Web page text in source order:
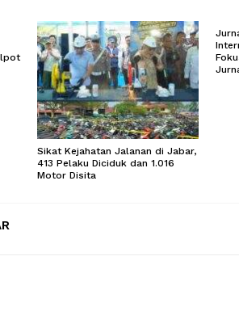
Sikat Kejahatan Jalanan di Jabar,
413 Pelaku Diciduk dan 1.016
Motor Disita